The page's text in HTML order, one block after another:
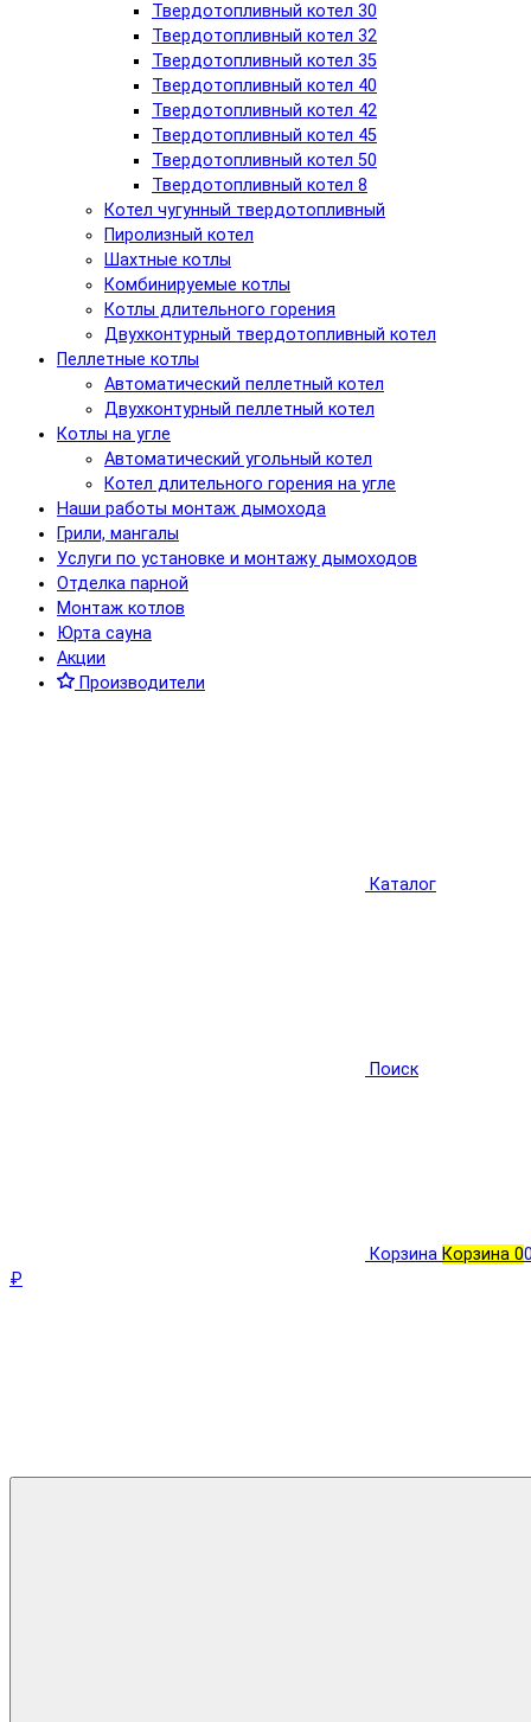
Твердотопливный котел 30
Твердотопливный котел 32
Твердотопливный котел 35
Твердотопливный котел 40
Твердотопливный котел 42
Твердотопливный котел 45
Твердотопливный котел 50
Твердотопливный котел 8
Котел чугунный твердотопливный
Пиролизный котел
Шахтные котлы
Комбинируемые котлы
Котлы длительного горения
Двухконтурный твердотопливный котел
Пеллетные котлы
Автоматический пеллетный котел
Двухконтурный пеллетный котел
Котлы на угле
Автоматический угольный котел
Котел длительного горения на угле
Наши работы монтаж дымохода
Грили, мангалы
Услуги по установке и монтажу дымоходов
Отделка парной
Монтаж котлов
Юрта сауна
Акции
Производители
Каталог
Поиск
Корзина Корзина 0
₽